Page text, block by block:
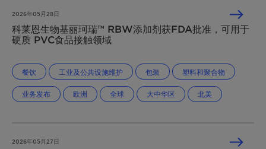
2026年05月28日
科莱恩生物基丽珂瑞™ RBW添加剂获FDA批准，可用于
硬质 PVC食品接触领域
餐饮 工业及公共设施维护 包装 塑料和聚合物
业务发布 欧洲 全球 大中华区 北美
2026年05月27日